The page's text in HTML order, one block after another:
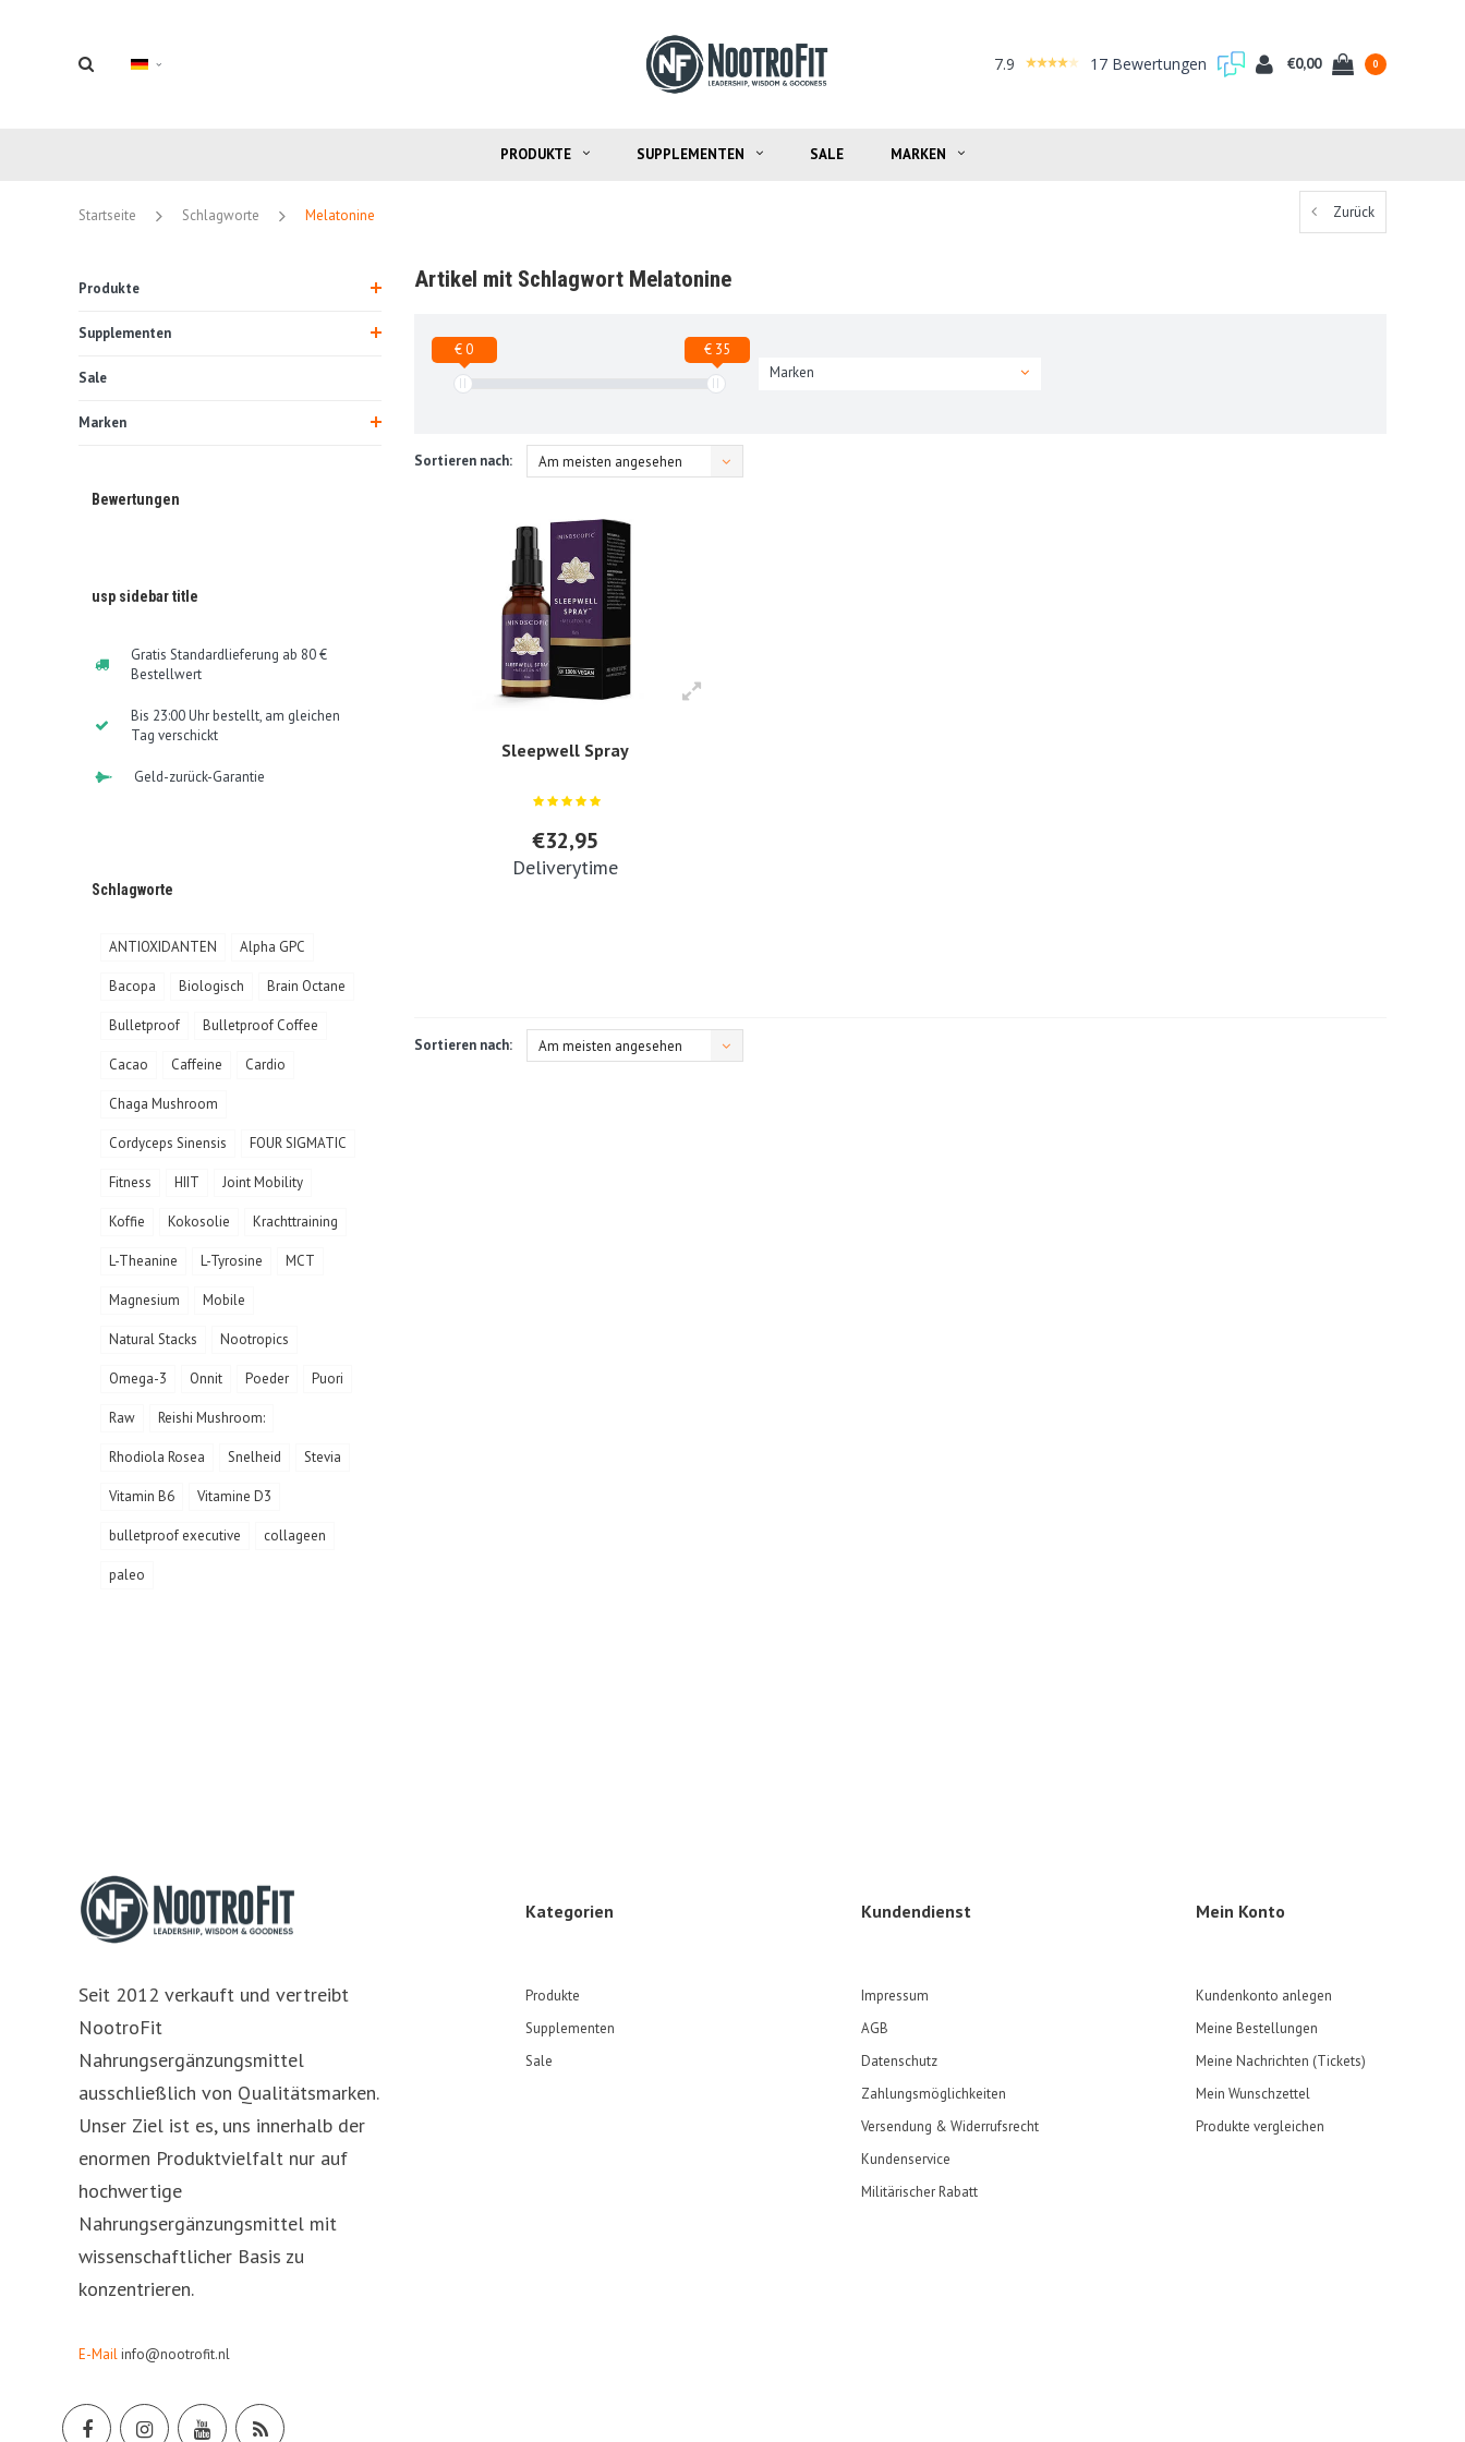
7.9 17 Bewertungen €0,00 0
PRODUKTE SUPPLEMENTEN SALE MARKEN
Startseite Schlagworte Melatonine Zurück
Produkte
Supplementen
Sale
Marken
Bewertungen
usp sidebar title
Gratis Standardlieferung ab 80 €
Bestellwert
Bis 23:00 Uhr bestellt, am gleichen
Tag verschickt
Geld-zurück-Garantie
Schlagworte
ANTIOXIDANTEN Alpha GPC
Bacopa Biologisch Brain Octane
Bulletproof Bulletproof Coffee
Cacao Caffeine Cardio
Chaga Mushroom
Cordyceps Sinensis FOUR SIGMATIC
Fitness HIIT Joint Mobility
Koffie Kokosolie Krachttraining
L-Theanine L-Tyrosine MCT
Magnesium Mobile
Natural Stacks Nootropics
Omega-3 Onnit Poeder Puori
Raw Reishi Mushroom:
Rhodiola Rosea Snelheid Stevia
Vitamin B6 Vitamine D3
bulletproof executive collageen
paleo
Artikel mit Schlagwort Melatonine
€ 0
€ 35
Marken
Sortieren nach: Am meisten angesehen
Sleepwell Spray
€32,95
Deliverytime
Sortieren nach: Am meisten angesehen
Seit 2012 verkauft und vertreibt
NootroFit
Nahrungsergänzungsmittel
ausschließlich von Qualitätsmarken.
Unser Ziel ist es, uns innerhalb der
enormen Produktvielfalt nur auf
hochwertige
Nahrungsergänzungsmittel mit
wissenschaftlicher Basis zu
konzentrieren.
E-Mailinfo@nootrofit.nl
Kategorien
Produkte
Supplementen
Sale
Kundendienst
Impressum
AGB
Datenschutz
Zahlungsmöglichkeiten
Versendung & Widerrufsrecht
Kundenservice
Militärischer Rabatt
Mein Konto
Kundenkonto anlegen
Meine Bestellungen
Meine Nachrichten (Tickets)
Mein Wunschzettel
Produkte vergleichen